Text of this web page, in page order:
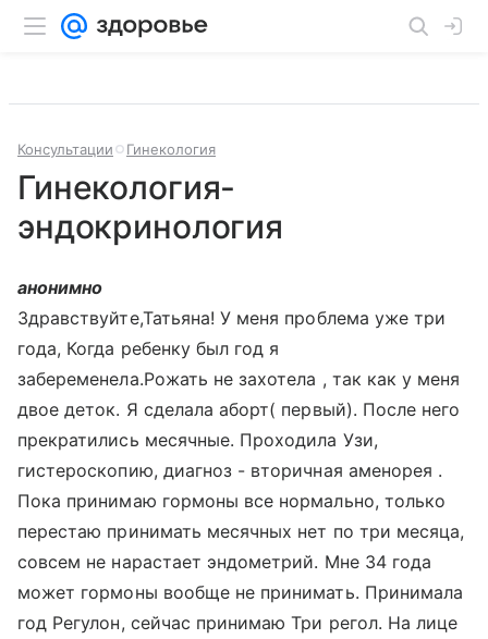
Консультации Гинекология
Гинекология-
эндокринология
анонимно
Здравствуйте,Татьяна! У меня проблема уже три
года, Когда ребенку был год я
забеременела.Рожать не захотела , так как у меня
двое деток. Я сделала аборт( первый). После него
прекратились месячные. Проходила Узи,
гистероскопию, диагноз - вторичная аменорея .
Пока принимаю гормоны все нормально, только
перестаю принимать месячных нет по три месяца,
совсем не нарастает эндометрий. Мне 34 года
может гормоны вообще не принимать. Принимала
год Регулон, сейчас принимаю Три регол. На лице